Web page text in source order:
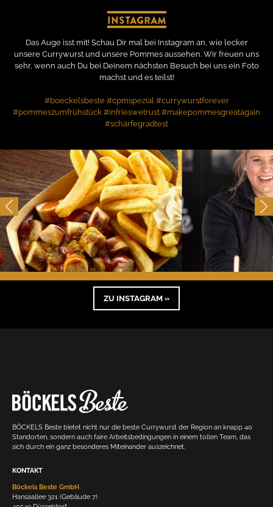
Instagram
Das Auge isst mit! Schau Dir mal bei Instagram an, wie lecker
unsere Currywurst und unsere Pommes aussehen. Wir freuen uns
sehr, wenn auch Du bei Deinem nächsten Besuch bei uns ein Foto
machst und es teilst!
#boeckelsbeste #cpmspezial #currywurstforever
#pommeszumfrühstück #infrieswetrust #makepommesgreatagain
#schärfegradtest
ZU INSTAGRAM »
BÖCKELS Beste bietet nicht nur die beste Currywurst der Region an knapp 40
Standorten, sondern auch faire Arbeitsbedingungen in einem tollen Team, das
sich durch ein ganz besonderes Miteinander auszeichnet.
KONTAKT
Böckels Beste GmbH
Hansaallee 321 (Gebäude 7)